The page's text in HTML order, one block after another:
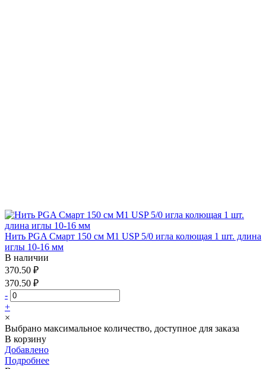
Нить PGA Смарт 150 см М1 USP 5/0 игла колющая 1 шт. длина
иглы 10-16 мм
В наличии
370.50 ₽
370.50 ₽
-
+
×
Выбрано максимальное количество, доступное для заказа
В корзину
Добавлено
Подробнее